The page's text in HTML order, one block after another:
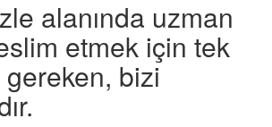
alanında uzman
etmek için tek
gereken, bizi